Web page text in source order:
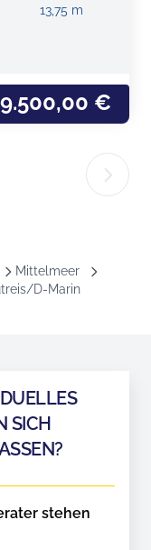
13,75 m
9.500,00 €
Mittelmeer
D-Marin
SICH
stehen